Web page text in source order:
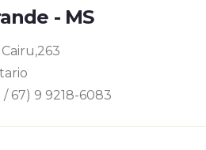
- MS
67) 9 9218-6083